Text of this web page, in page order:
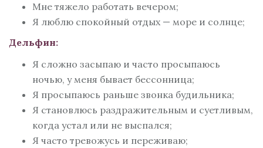
Мне тяжело работать вечером;
Я люблю спокойный отдых — море и солнце;
Дельфин:
Я сложно засыпаю и часто просыпаюсь
ночью, у меня бывает бессонница;
Я просыпаюсь раньше звонка будильника;
Я становлюсь раздражительным и суетливым,
когда устал или не выспался;
Я часто тревожусь и переживаю;